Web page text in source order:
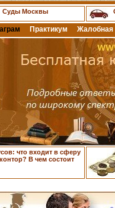
Суды Москвы
Практикум Жалобная
что входит в сферу
В чем состоит